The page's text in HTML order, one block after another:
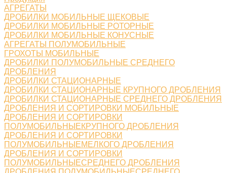
АГРЕГАТЫ
ДРОБИЛКИ МОБИЛЬНЫЕ ЩЕКОВЫЕ
ДРОБИЛКИ МОБИЛЬНЫЕ РОТОРНЫЕ
ДРОБИЛКИ МОБИЛЬНЫЕ КОНУСНЫЕ
АГРЕГАТЫ ПОЛУМОБИЛЬНЫЕ
ГРОХОТЫ МОБИЛЬНЫЕ
ДРОБИЛКИ ПОЛУМОБИЛЬНЫЕ СРЕДНЕГО
ДРОБЛЕНИЯ
ДРОБИЛКИ СТАЦИОНАРНЫЕ
ДРОБИЛКИ СТАЦИОНАРНЫЕ КРУПНОГО ДРОБЛЕНИЯ
ДРОБИЛКИ СТАЦИОНАРНЫЕ СРЕДНЕГО ДРОБЛЕНИЯ
ДРОБЛЕНИЯ И СОРТИРОВКИ МОБИЛЬНЫЕ
ДРОБЛЕНИЯ И СОРТИРОВКИ
ПОЛУМОБИЛЬНЫЕКРУПНОГО ДРОБЛЕНИЯ
ДРОБЛЕНИЯ И СОРТИРОВКИ
ПОЛУМОБИЛЬНЫЕМЕЛКОГО ДРОБЛЕНИЯ
ДРОБЛЕНИЯ И СОРТИРОВКИ
ПОЛУМОБИЛЬНЫЕСРЕДНЕГО ДРОБЛЕНИЯ